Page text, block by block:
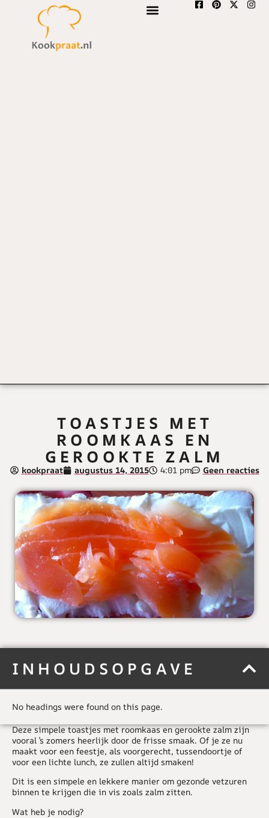
TOASTJES MET
ROOMKAAS EN
GEROOKTE ZALM
kookpraat augustus 14, 2015 4:01 pm Geen reacties
INHOUDSOPGAVE
No headings were found on this page.
Deze simpele toastjes met roomkaas en gerookte zalm zijn
vooral ’s zomers heerlijk door de frisse smaak. Of je ze nu
maakt voor een feestje, als voorgerecht, tussendoortje of
voor een lichte lunch, ze zullen altijd smaken!
Dit is een simpele en lekkere manier om gezonde vetzuren
binnen te krijgen die in vis zoals zalm zitten.
Wat heb je nodig?